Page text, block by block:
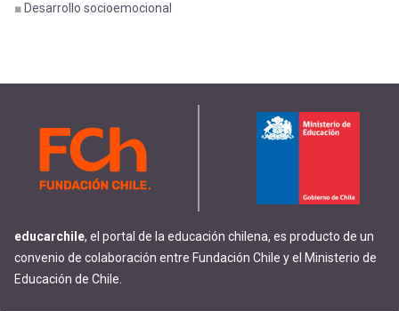
Desarrollo socioemocional
educarchile, el portal de la educación chilena, es producto de un
convenio de colaboración entre Fundación Chile y el Ministerio de
Educación de Chile.